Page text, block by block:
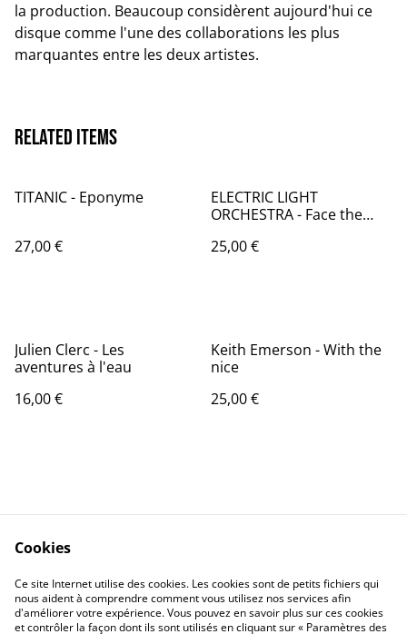
la production. Beaucoup considèrent aujourd'hui ce
disque comme l'une des collaborations les plus
marquantes entre les deux artistes.
Related items
TITANIC - Eponyme
27,00 €
ELECTRIC LIGHT
ORCHESTRA - Face the
Audio: VG+ - Polydor 2310
25,00 €
Julien Clerc - Les
aventures à l'eau
16,00 €
Keith Emerson - With the
nice
25,00 €
Politique de
confidentialité
Politique de cookies
Calendrier:
Cookies
Ce site Internet utilise des cookies. Les cookies sont de petits fichiers qui
nous aident à comprendre comment vous utilisez nos services afin
d'améliorer votre expérience. Vous pouvez en savoir plus sur ces cookies
et contrôler la façon dont ils sont utilisés en cliquant sur « Paramètres des